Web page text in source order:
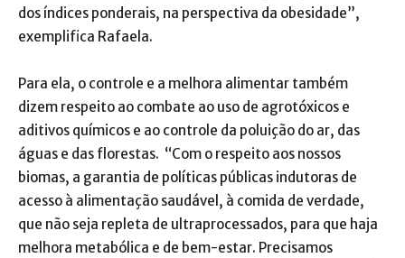
dos índices ponderais, na perspectiva da obesidade”,
exemplifica Rafaela.
Para ela, o controle e a melhora alimentar também
dizem respeito ao combate ao uso de agrotóxicos e
aditivos químicos e ao controle da poluição do ar, das
águas e das florestas. “Com o respeito aos nossos
biomas, a garantia de políticas públicas indutoras de
acesso à alimentação saudável, à comida de verdade,
que não seja repleta de ultraprocessados, para que haja
melhora metabólica e de bem-estar. Precisamos